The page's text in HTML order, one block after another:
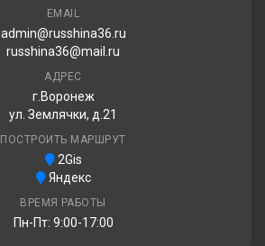
EMAIL
admin@russhina36.ru
russhina36@mail.ru
АДРЕС
г.Воронеж
ул. Землячки, д.21
ПОСТРОИТЬ МАРШРУТ
2Gis
Яндекс
ВРЕМЯ РАБОТЫ
Пн-Пт: 9:00-17:00